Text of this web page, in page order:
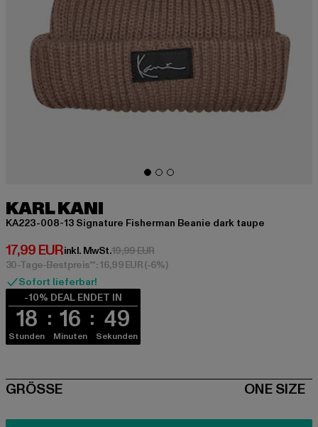
KARL KANI
KA223-008-13 Signature Fisherman Beanie dark taupe
17,99 EUR
Derzeitiger Preis: 17,99 EUR
inkl. MwSt.19,99 EURAktionspreis: 19,99 EUR
30-Tage-Bestpreis**: 16,99 EUR(-6%)
Sofort lieferbar!
-10% DEAL ENDET IN
18
Stunden
16
Minuten
49
Sekunden
SIZE
GRÖSSE ONE SIZE